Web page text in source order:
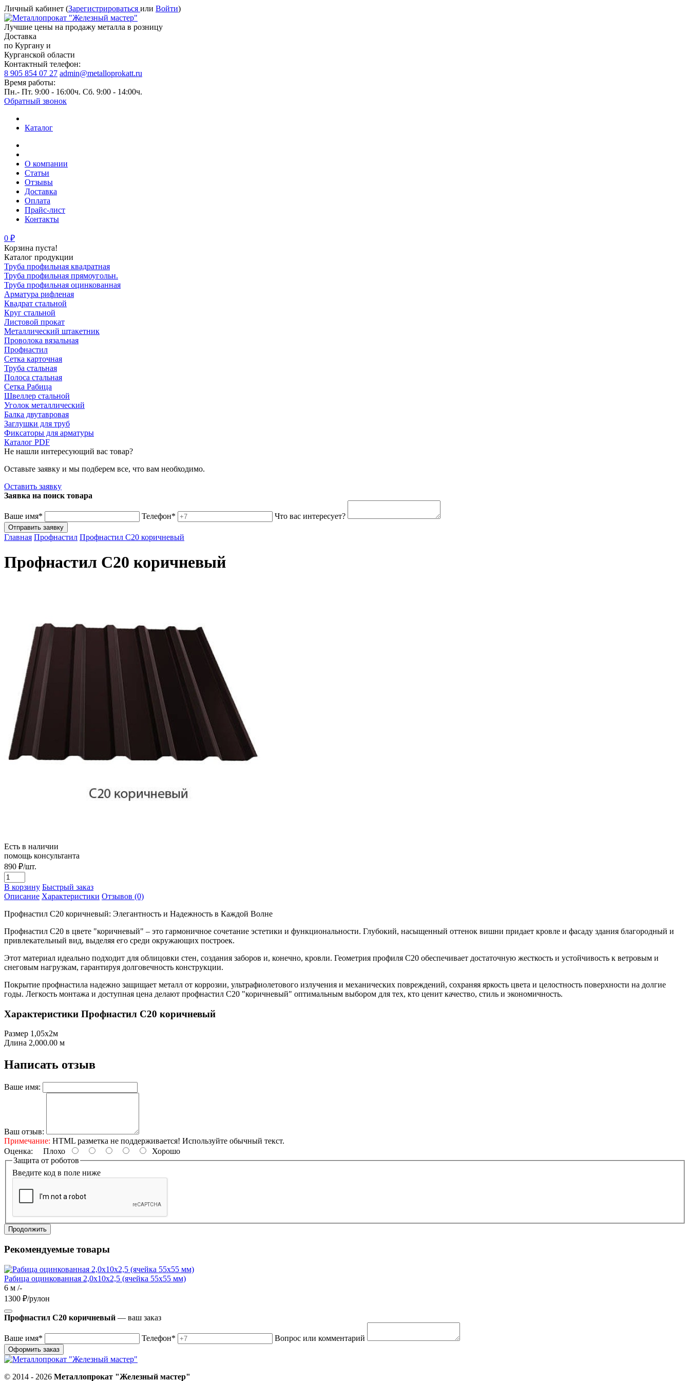
Личный кабинет (Зарегистрироваться или Войти)
Лучшие цены на продажу металла в розницу
Доставка
по Кургану и
Курганской области
Контактный телефон:
8 905 854 07 27 admin@metalloprokatt.ru
Время работы:
Пн.- Пт. 9:00 - 16:00ч. Сб. 9:00 - 14:00ч.
Обратный звонок
Каталог
О компании
Статьи
Отзывы
Доставка
Оплата
Прайс-лист
Контакты
0 ₽
Корзина пуста!
Каталог продукции
Труба профильная квадратная
Труба профильная прямоугольн.
Труба профильная оцинкованная
Арматура рифленая
Квадрат стальной
Круг стальной
Листовой прокат
Металлический штакетник
Проволока вязальная
Профнастил
Сетка карточная
Труба стальная
Полоса стальная
Сетка Рабица
Швеллер стальной
Уголок металлический
Балка двутавровая
Заглушки для труб
Фиксаторы для арматуры
Каталог PDF
Не нашли интересующий вас товар?
Оставьте заявку и мы подберем все, что вам необходимо.
Оставить заявку
Заявка на поиск товара
Ваше имя* Телефон* Что вас интересует?
Главная Профнастил Профнастил С20 коричневый
Профнастил С20 коричневый
Есть в наличии
помощь консультанта
890 ₽/шт.
В корзину Быстрый заказ
Описание Характеристики Отзывов (0)
Профнастил С20 коричневый: Элегантность и Надежность в Каждой Волне
Профнастил С20 в цвете "коричневый" – это гармоничное сочетание эстетики и функциональности. Глубокий, насыщенный оттенок вишни придает кровле и фасаду здания благородный и
привлекательный вид, выделяя его среди окружающих построек.
Этот материал идеально подходит для облицовки стен, создания заборов и, конечно, кровли. Геометрия профиля С20 обеспечивает достаточную жесткость и устойчивость к ветровым и
снеговым нагрузкам, гарантируя долговечность конструкции.
Покрытие профнастила надежно защищает металл от коррозии, ультрафиолетового излучения и механических повреждений, сохраняя яркость цвета и целостность поверхности на долгие
годы. Легкость монтажа и доступная цена делают профнастил С20 "коричневый" оптимальным выбором для тех, кто ценит качество, стиль и экономичность.
Характеристики Профнастил С20 коричневый
Размер 1,05x2м
Длина 2,000.00 м
Написать отзыв
Ваше имя:
Ваш отзыв:
Примечание: HTML разметка не поддерживается! Используйте обычный текст.
Оценка: Плохо
Хорошо
Защита от роботов
Введите код в поле ниже
Продолжить
Рекомендуемые товары
Рабица оцинкованная 2,0х10х2,5 (ячейка 55х55 мм)
6 м /-
1300 ₽/рулон
Профнастил С20 коричневый — ваш заказ
Ваше имя* Телефон* Вопрос или комментарий
© 2014 - 2026 Металлопрокат "Железный мастер"